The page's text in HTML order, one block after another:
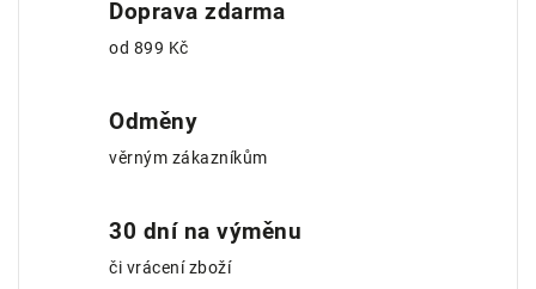
Doprava zdarma
od 899 Kč
Odměny
věrným zákazníkům
30 dní na výměnu
či vrácení zboží